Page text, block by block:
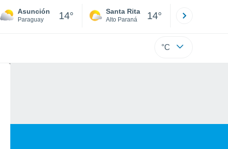
Asunción
Paraguay 14° Santa Rita
Alto Paraná 14°
°C